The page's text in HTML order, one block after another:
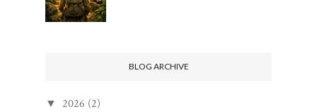
BLOG ARCHIVE
▼ 2026 (2)